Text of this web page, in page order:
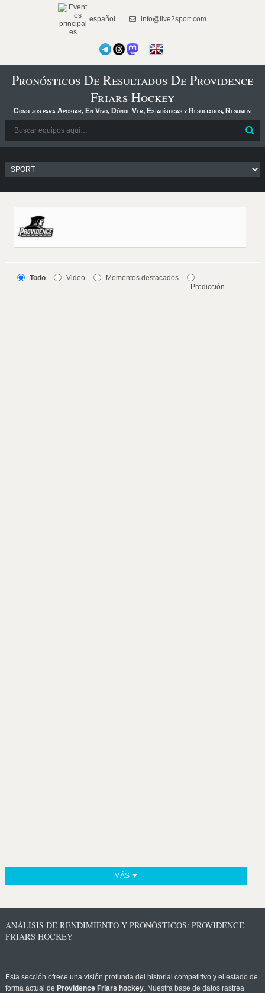
español info@live2sport.com
Pronósticos De Resultados De Providence
Friars Hockey
Consejos para Apostar, En Vivo, Dónde Ver, Estadísticas y Resultados, Resumen
Todo Video
Momentos destacados
Predicción
MÁS ▼
ANÁLISIS DE RENDIMIENTO Y PRONÓSTICOS: PROVIDENCE
FRIARS HOCKEY
Esta sección ofrece una visión profunda del historial competitivo y el estado de
forma actual de Providence Friars hockey. Nuestra base de datos rastrea